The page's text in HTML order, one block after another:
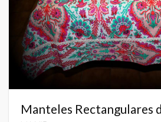
Manteles Rectangulares